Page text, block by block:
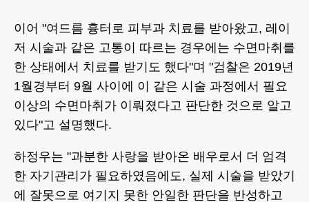
이어 "여드름 흉터로 피부과 치료를 받아왔고, 레이
저 시술과 같은 고통이 따르는 경우에는 수면마취를
한 상태에서 치료를 받기도 했다"며 "검찰은 2019년
1월경부터 9월 사이에 이 같은 시술 과정에서 필요
이상의 수면마취가 이뤄졌다고 판단한 것으로 알고
있다"고 설명했다.
하정우는 "과분한 사랑을 받아온 배우로서 더 엄격
한 자기관리가 필요하였음에도, 실제 시술을 받았기
에 잘못으로 여기지 못한 안일한 판단을 반성하고